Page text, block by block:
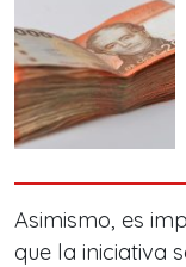
Asimismo, es
que la iniciativa